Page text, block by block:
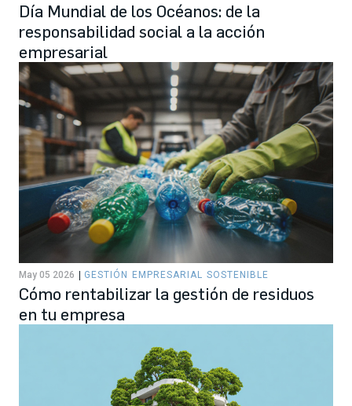
Día Mundial de los Océanos: de la
responsabilidad social a la acción
empresarial
May 05 2026 GESTIÓN EMPRESARIAL SOSTENIBLE
Cómo rentabilizar la gestión de residuos
en tu empresa